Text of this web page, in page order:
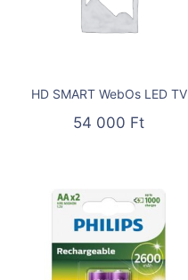
HD SMART WebOs LED TV
54 000 Ft